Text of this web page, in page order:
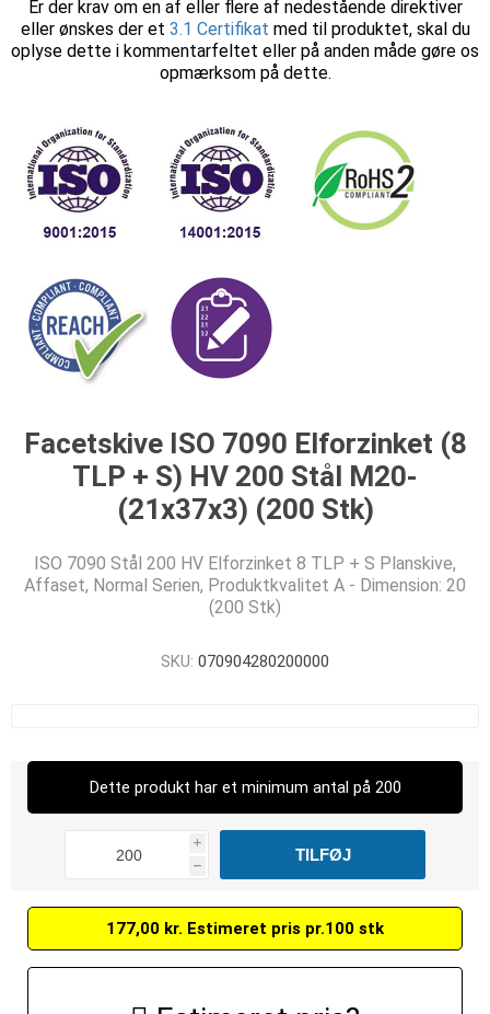
Er der krav om en af eller flere af nedestående direktiver
eller ønskes der et 3.1 Certifikat med til produktet, skal du
oplyse dette i kommentarfeltet eller på anden måde gøre os
opmærksom på dette.
Facetskive ISO 7090 Elforzinket (8
TLP + S) HV 200 Stål M20-
(21x37x3) (200 Stk)
ISO 7090 Stål 200 HV Elforzinket 8 TLP + S Planskive,
Affaset, Normal Serien, Produktkvalitet A - Dimension: 20
(200 Stk)
SKU: 070904280200000
Dette produkt har et minimum antal på 200
i
h
177,00 kr. Estimeret pris pr.100 stk